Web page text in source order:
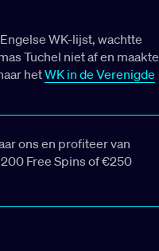
WK-lijst, wachtte
Tuchel niet af en maakte
hetWK in de Verenigde
ons en profiteer van
Free Spins of €250